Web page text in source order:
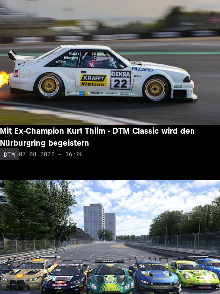
Mit Ex-Champion Kurt Thiim - DTM Classic wird den
Nürburgring begeistern
DTM 07.08.2026 - 16:08